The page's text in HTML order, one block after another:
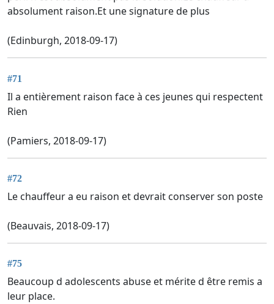
absolument raison.Et une signature de plus
(Edinburgh, 2018-09-17)
#71
Il a entièrement raison face à ces jeunes qui respectent
Rien
(Pamiers, 2018-09-17)
#72
Le chauffeur a eu raison et devrait conserver son poste
(Beauvais, 2018-09-17)
#75
Beaucoup d adolescents abuse et mérite d être remis a
leur place.